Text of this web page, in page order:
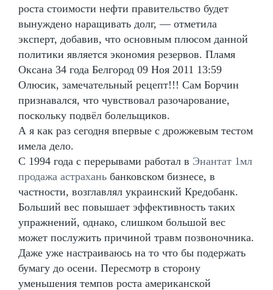
роста стоимости нефти правительство будет
вынуждено наращивать долг, — отметила
эксперт, добавив, что основным плюсом данной
политики является экономия резервов. Пламя
Оксана 34 года Белгород 09 Ноя 2011 13:59
Олюсик, замечательный рецепт!!! Сам Борчин
признавался, что чувствовал разочарование,
поскольку подвёл болельщиков.
А я как раз сегодня впервые с дрожжевым тестом
имела дело.
С 1994 года с перерывами работал в Энантат 1мл
продажа астрахань банковском бизнесе, в
частности, возглавлял украинский Кредобанк.
Больший вес повышает эффективность таких
упражнений, однако, слишком большой вес
может послужить причиной травм позвоночника.
Даже уже настраиваюсь на то что бы подержать
бумагу до осени. Пересмотр в сторону
уменьшения темпов роста американской